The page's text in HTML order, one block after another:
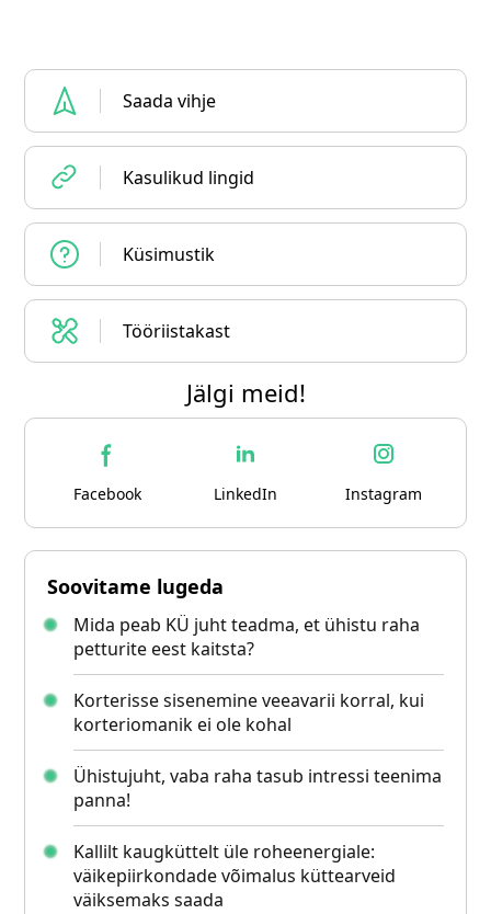
Saada vihje
Kasulikud lingid
Küsimustik
Tööriistakast
Jälgi meid!
Facebook LinkedIn Instagram
Soovitame lugeda
Mida peab KÜ juht teadma, et ühistu raha
petturite eest kaitsta?
Korterisse sisenemine veeavarii korral, kui
korteriomanik ei ole kohal
Ühistujuht, vaba raha tasub intressi teenima
panna!
Kallilt kaugküttelt üle roheenergiale:
väikepiirkondade võimalus küttearveid
väiksemaks saada